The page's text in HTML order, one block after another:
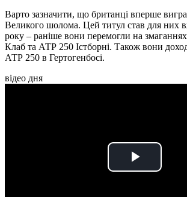
Варто зазначити, що британці вперше
Великого шолома. Цей титул став для них
року – раніше вони перемогли на
Клаб та АТР 250 Істборні. Також вони
АТР 250 в Гертогенбосі.
відео дня
Play